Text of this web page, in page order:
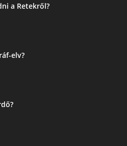
a Retekről?
elv?